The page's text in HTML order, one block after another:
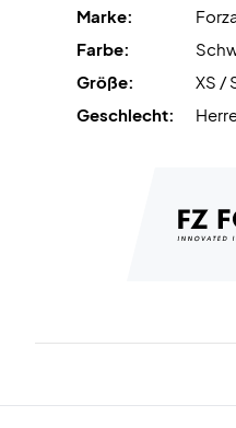
Farbe: Schwarz und blau
FZ22367
Marke:
Farbe:
Größe:
XS /
Geschlecht: